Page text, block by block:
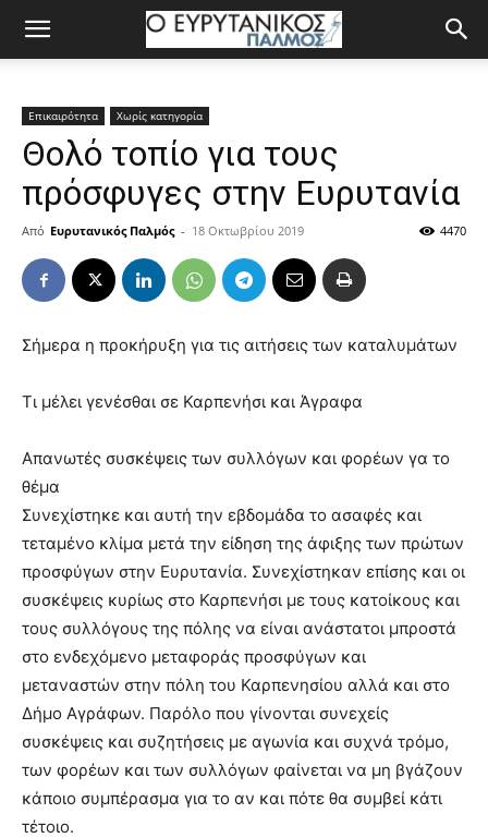
Επικαιρότητα Χωρίς κατηγορία
Θολό τοπίο για τους
πρόσφυγες στην Ευρυτανία
Από Ευρυτανικός Παλμός - 18 Οκτωβρίου 2019 4470
Σήμερα η προκήρυξη για τις αιτήσεις των καταλυμάτων
Τι μέλει γενέσθαι σε Καρπενήσι και Άγραφα
Απανωτές συσκέψεις των συλλόγων και φορέων γα το
θέμα
Συνεχίστηκε και αυτή την εβδομάδα το ασαφές και
τεταμένο κλίμα μετά την είδηση της άφιξης των πρώτων
προσφύγων στην Ευρυτανία. Συνεχίστηκαν επίσης και οι
συσκέψεις κυρίως στο Καρπενήσι με τους κατοίκους και
τους συλλόγους της πόλης να είναι ανάστατοι μπροστά
στο ενδεχόμενο μεταφοράς προσφύγων και
μεταναστών στην πόλη του Καρπενησίου αλλά και στο
Δήμο Αγράφων. Παρόλο που γίνονται συνεχείς
συσκέψεις και συζητήσεις με αγωνία και συχνά τρόμο,
των φορέων και των συλλόγων φαίνεται να μη βγάζουν
κάποιο συμπέρασμα για το αν και πότε θα συμβεί κάτι
τέτοιο.